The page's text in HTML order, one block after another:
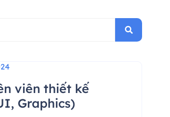
viên thiết kế
Graphics)